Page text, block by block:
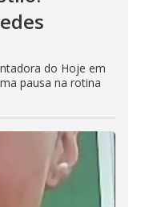
do Hoje em
pausa na rotina